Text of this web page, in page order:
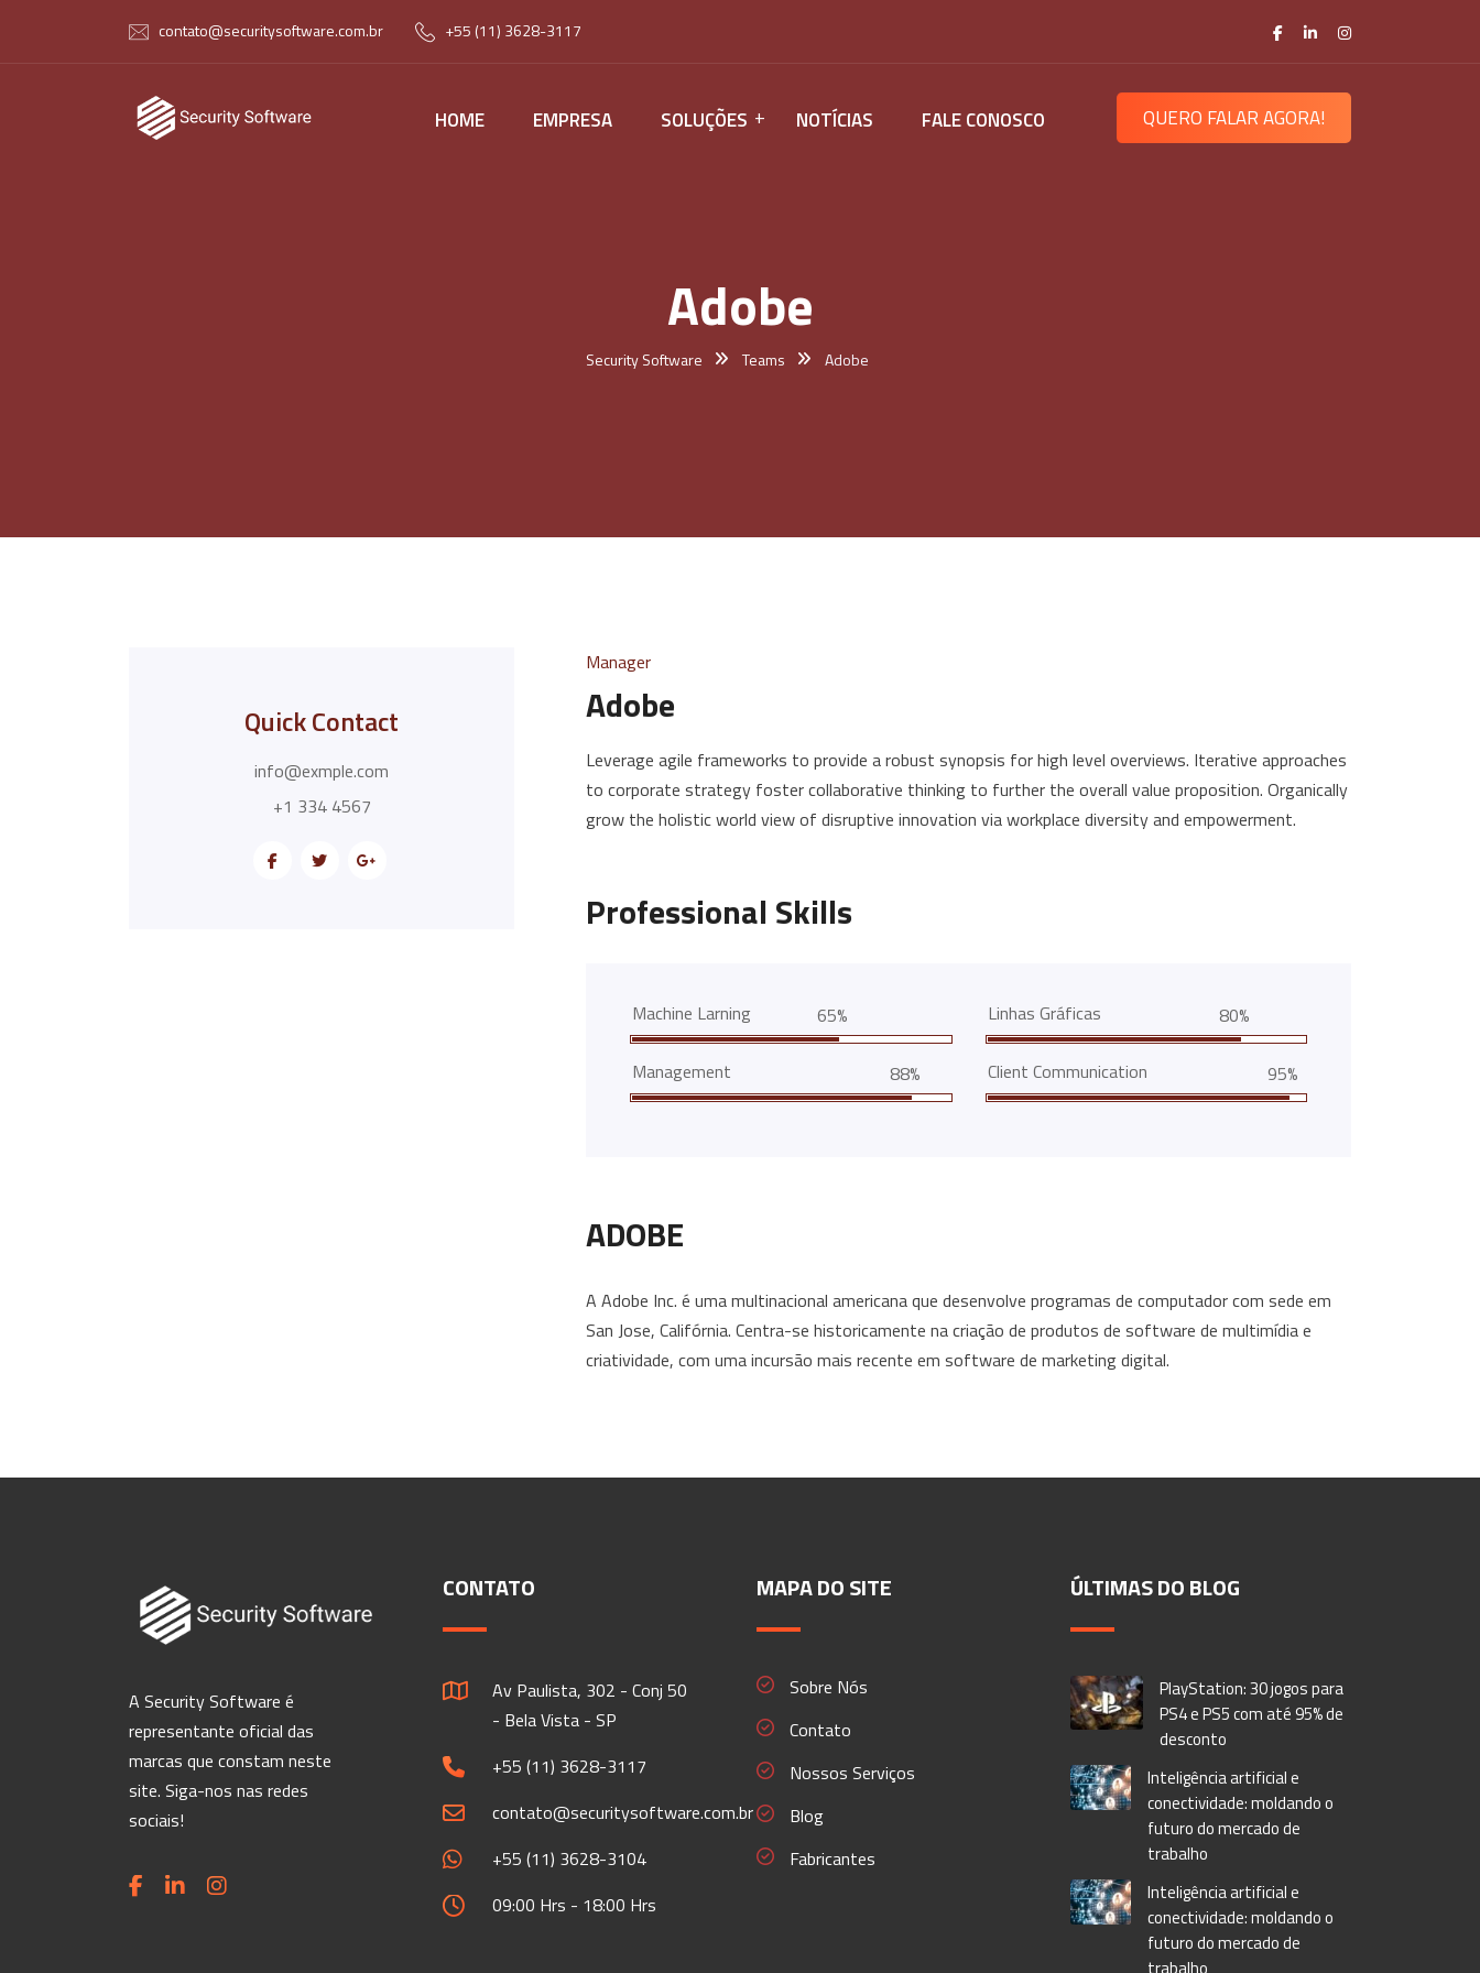
contato@securitysoftware.com.br +55 (11) 3628-3117
QUERO FALAR AGORA!
HOME EMPRESA SOLUÇÕES NOTÍCIAS FALE CONOSCO
Adobe
Security Software Teams Adobe
Quick Contact
info@exmple.com
+1 334 4567
Manager
Adobe
Leverage agile frameworks to provide a robust synopsis for high level overviews. Iterative approaches
to corporate strategy foster collaborative thinking to further the overall value proposition. Organically
grow the holistic world view of disruptive innovation via workplace diversity and empowerment.
Professional Skills
Machine Larning 65% Linhas Gráficas 80%
Management 88% Client Communication 95%
ADOBE
A Adobe Inc. é uma multinacional americana que desenvolve programas de computador com sede em
San Jose, Califórnia. Centra-se historicamente na criação de produtos de software de multimídia e
criatividade, com uma incursão mais recente em software de marketing digital.
A Security Software é
representante oficial das
marcas que constam neste
site. Siga-nos nas redes
sociais!
CONTATO
Av Paulista, 302 - Conj 50
- Bela Vista - SP
+55 (11) 3628-3117
contato@securitysoftware.com.br
+55 (11) 3628-3104
09:00 Hrs - 18:00 Hrs
MAPA DO SITE
Sobre Nós
Contato
Nossos Serviços
Blog
Fabricantes
ÚLTIMAS DO BLOG
PlayStation: 30 jogos para
PS4 e PS5 com até 95% de
desconto
Inteligência artificial e
conectividade: moldando o
futuro do mercado de
trabalho
Inteligência artificial e
conectividade: moldando o
futuro do mercado de